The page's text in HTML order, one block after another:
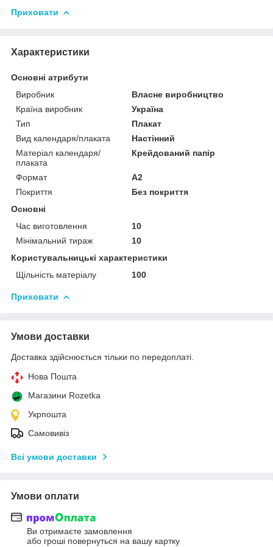
Приховати
Характеристики
Основні атрибути
Виробник
Власне виробництво
Країна виробник
Україна
Тип
Плакат
Вид календаря/плаката
Настінний
Матеріал календаря/
плаката
Крейдований папір
Формат
A2
Покриття
Без покриття
Основні
Час виготовлення
10
Мінімальний тираж
10
Користувальницькі характеристики
Щільність матеріалу
100
Приховати
Умови доставки
Доставка здійснюється тільки по передоплаті.
Нова Пошта
Магазини Rozetka
Укрпошта
Самовивіз
Всі умови доставки
Умови оплати
Ви отримаєте замовлення
або гроші повернуться на вашу картку